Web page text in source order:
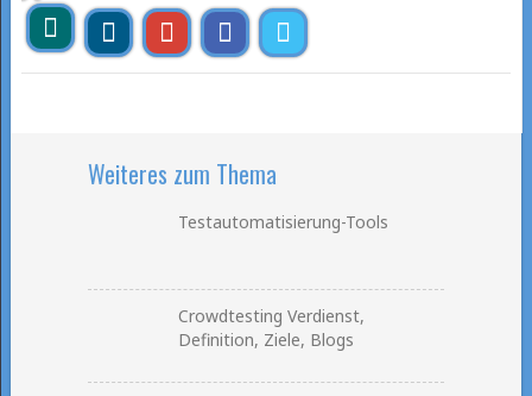
Weiteres zum Thema
Testautomatisierung-Tools
Crowdtesting Verdienst,
Definition, Ziele, Blogs